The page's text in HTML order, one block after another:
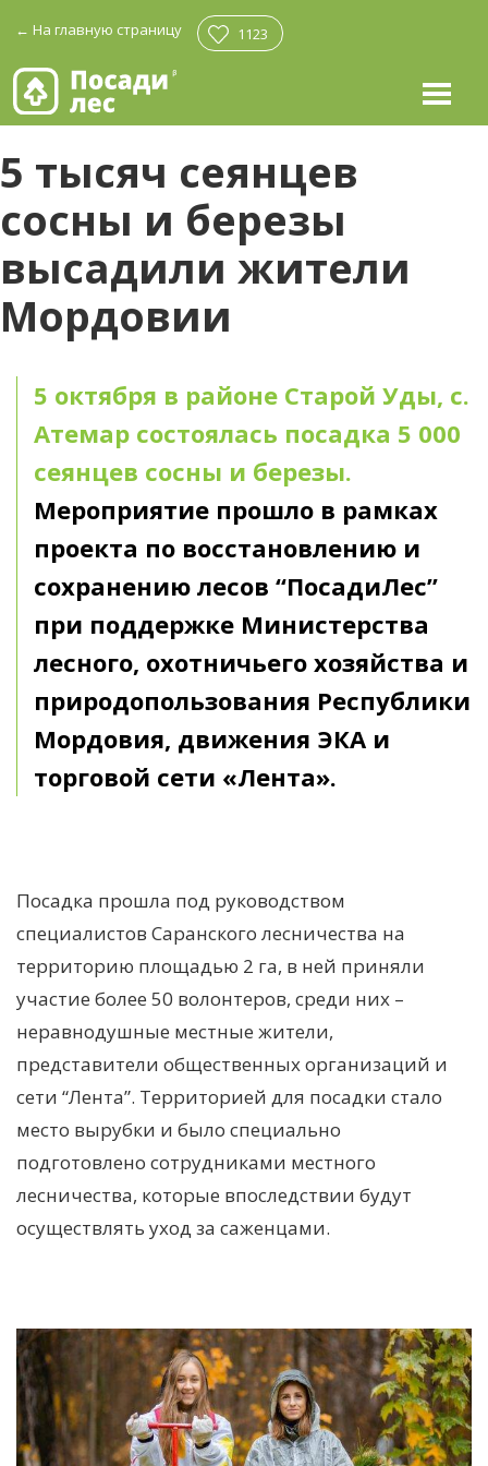
← На главную страницу 1123
5 тысяч сеянцев
сосны и березы
высадили жители
Мордовии
5 октября в районе Старой Уды, с.
Атемар состоялась посадка 5 000
сеянцев сосны и березы.
Мероприятие прошло в рамках
проекта по восстановлению и
сохранению лесов “ПосадиЛес”
при поддержке Министерства
лесного, охотничьего хозяйства и
природопользования Республики
Мордовия, движения ЭКА и
торговой сети «Лента».
Посадка прошла под руководством
специалистов Саранского лесничества на
территорию площадью 2 га, в ней приняли
участие более 50 волонтеров, среди них –
неравнодушные местные жители,
представители общественных организаций и
сети “Лента”. Территорией для посадки стало
место вырубки и было специально
подготовлено сотрудниками местного
лесничества, которые впоследствии будут
осуществлять уход за саженцами.